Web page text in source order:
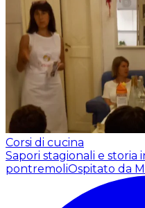
Corsi di cucina
Sapori stagionali e storia
pontremoliOspitato da